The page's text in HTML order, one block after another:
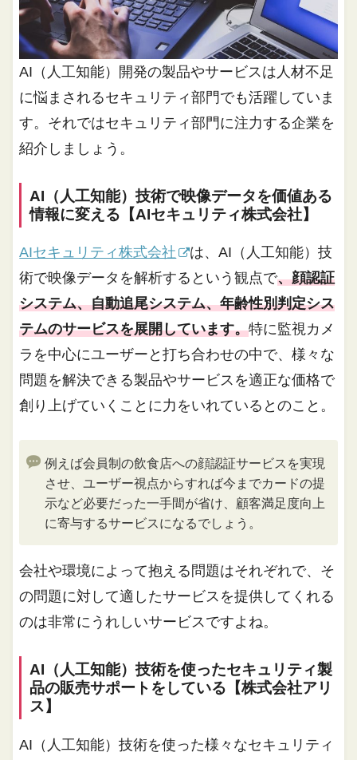
AI（人工知能）開発の製品やサービスは人材不足
に悩まされるセキュリティ部門でも活躍していま
す。それではセキュリティ部門に注力する企業を
紹介しましょう。
AI（人工知能）技術で映像データを価値ある
情報に変える【AIセキュリティ株式会社】
AIセキュリティ株式会社
は、AI（人工知能）技
術で映像データを解析するという観点で、顔認証
システム、自動追尾システム、年齢性別判定シス
テムのサービスを展開しています。特に監視カメ
ラを中心にユーザーと打ち合わせの中で、様々な
問題を解決できる製品やサービスを適正な価格で
創り上げていくことに力をいれているとのこと。
例えば会員制の飲食店への顔認証サービスを実現
させ、ユーザー視点からすれば今までカードの提
示など必要だった一手間が省け、顧客満足度向上
に寄与するサービスになるでしょう。
会社や環境によって抱える問題はそれぞれで、そ
の問題に対して適したサービスを提供してくれる
のは非常にうれしいサービスですよね。
AI（人工知能）技術を使ったセキュリティ製
品の販売サポートをしている【株式会社アリ
ス】
AI（人工知能）技術を使った様々なセキュリティ